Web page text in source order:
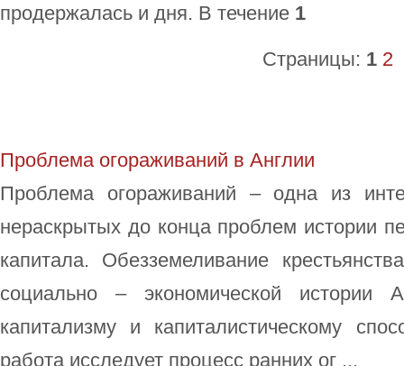
продержалась и дня. В течение 1
Страницы: 1 2
Проблема огораживаний в Англии
Проблема огораживаний – одна из
нераскрытых до конца проблем истории
капитала. Обезземеливание
социально – экономической
капитализму и капиталистическому
работа исследует процесс ранних ог ...